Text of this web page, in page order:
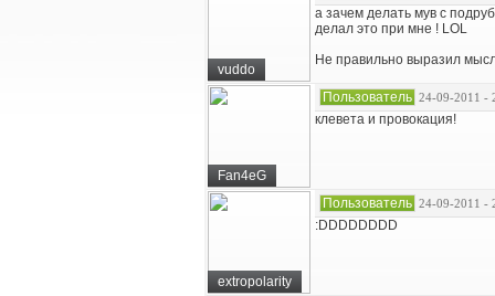
vuddo
а зачем делать мув с
делал это при мне ! LOL
Не правильно выразил
Fan4eG
Пользователь 24-09-2011 -
клевета и провокация!
extropolarity
Пользователь 24-09-2011 -
:DDDDDDDD